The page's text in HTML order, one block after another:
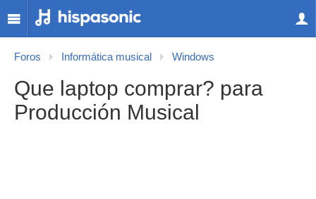
Foros Informática musical Windows
Que laptop comprar? para
Producción Musical